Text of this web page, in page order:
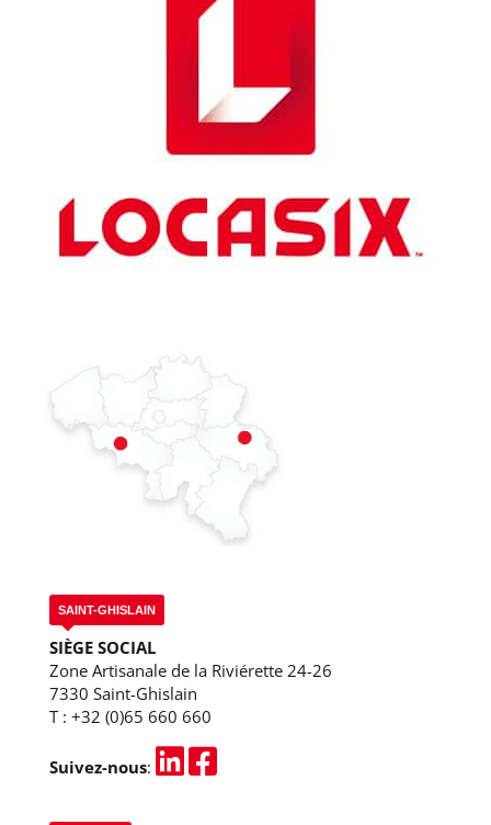
SAINT-GHISLAIN
SIÈGE SOCIAL
Zone Artisanale de la Riviérette 24-26
7330 Saint-Ghislain
T : +32 (0)65 660 660
Suivez-nous: